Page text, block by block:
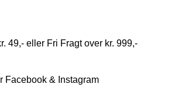
49,- eller Fri Fragt over kr. 999,-
Facebook & Instagram